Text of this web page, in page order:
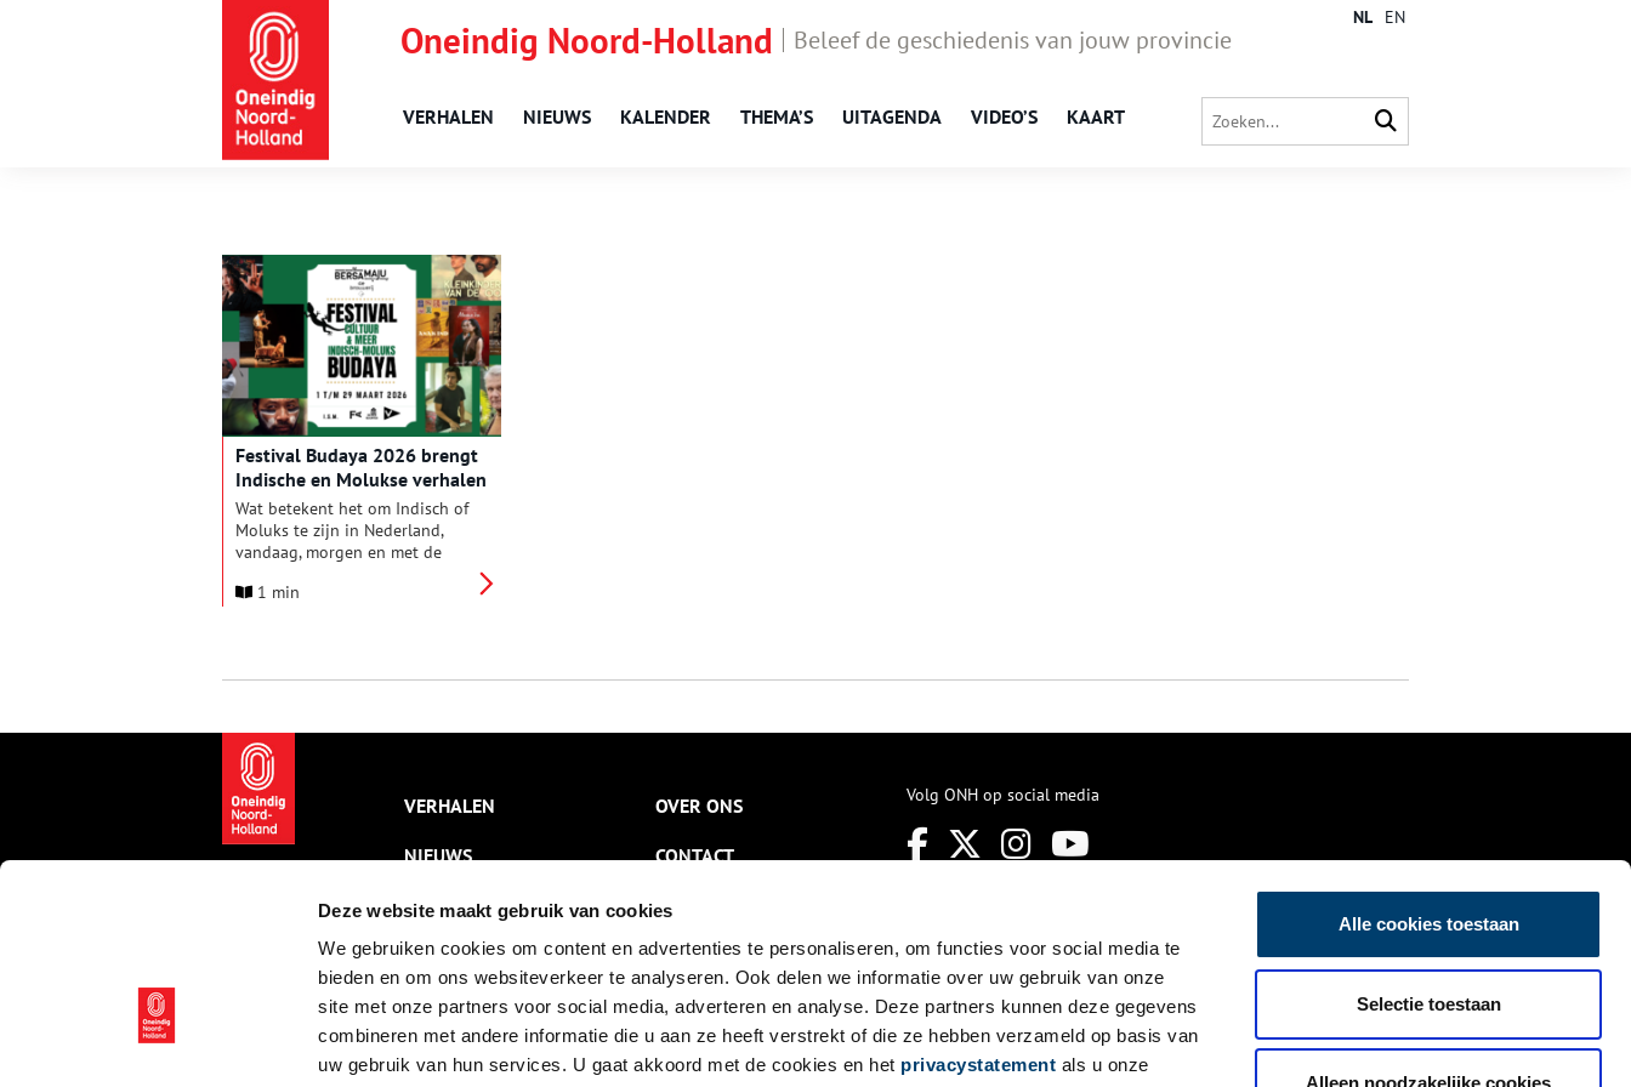
Deze website maakt gebruik van cookies
We gebruiken cookies om content en advertenties te personaliseren, om functies voor social media te
bieden en om ons websiteverkeer te analyseren. Ook delen we informatie over uw gebruik van onze
site met onze partners voor social media, adverteren en analyse. Deze partners kunnen deze gegevens
combineren met andere informatie die u aan ze heeft verstrekt of die ze hebben verzameld op basis van
uw gebruik van hun services. U gaat akkoord met de cookies en het privacystatement als u onze
Alle cookies toestaan
Selectie toestaan
Alleen noodzakelijke cookies
Oneindig Noord-Holland Beleef de geschiedenis van jouw provincie
VERHALEN NIEUWS KALENDER THEMA’S UITAGENDA VIDEO’S KAART
NL EN
Festival Budaya 2026 brengt
Indische en Molukse verhalen
tot leven in Alkmaar
Wat betekent het om Indisch of
Moluks te zijn in Nederland,
vandaag, morgen en met de
meeneemt? Van 1 tot en met 29
verhalen die generaties met
in de Alkmaar ontdek je een rijk
en veelzijdig programma waarin
identiteit, geschiedenis en
vernieuwing samenkomen.
1 min
VERHALEN
NIEUWS
KALENDER
THEMA’S
ACTIVITEITEN
VIDEO’S
OVER ONS
CONTACT
NIEUWSBRIEF
DISCLAIMER
PRIVACY
TOEGANKELIJKHEID
Volg ONH op social media